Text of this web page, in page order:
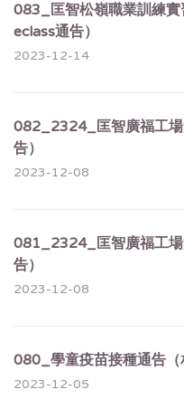
083_匡智松嶺職業訓練實
eclass通告）
2023-12-14
082_2324_匡智廣福工場
告）
2023-12-08
081_2324_匡智廣福工場
告）
2023-12-08
080_學童疫苗接種通告（
2023-12-05